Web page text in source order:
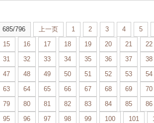
685/796 上一页 1 2 3 4
5
15 16 17 18 19 20 21
22
31 32 33 34 35 36 37
38
47 48 49 50 51 52 53
54
63 64 65 66 67 68 69
70
79 80 81 82 83 84 85
86
95 96 97 98 99 100 101